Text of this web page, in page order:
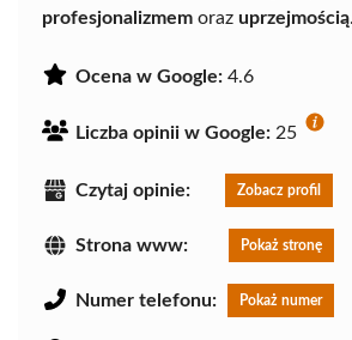
profesjonalizmem oraz uprzejmością.
Ocena w Google: 4.6
Liczba opinii w Google: 25
Czytaj opinie: Zobacz profil
Strona www: Pokaż stronę
Numer telefonu: Pokaż numer